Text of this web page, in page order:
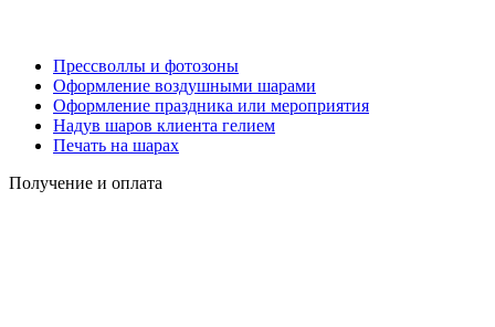
Прессволлы и фотозоны
Оформление воздушными шарами
Оформление праздника или мероприятия
Надув шаров клиента гелием
Печать на шарах
Получение и оплата